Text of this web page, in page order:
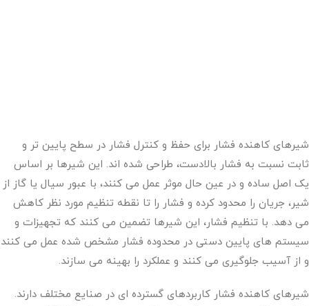
شیرهای کاهنده فشار برای حفظ و کنترل فشار در سطح پایین تر و
ثابت نسبت به فشار بالادست، طراحی شده اند. این شیرها بر اساس
یک اصل ساده و در عین حال موثر عمل می کنند، با عبور سیال یا گاز از
شیر، جریان را محدود کرده و فشار را تا نقطه تنظیم مورد نظر کاهش
می دهد. با تنظیم فشار، این شیرها تضمین می کنند که تجهیزات و
سیستم های پایین دستی در محدوده فشار مشخص شده عمل می کنند
و از آسیب جلوگیری می کنند و عملکرد را بهینه می سازند.
شیرهای کاهنده فشار کاربردهای گسترده ای در صنایع مختلف دارند.